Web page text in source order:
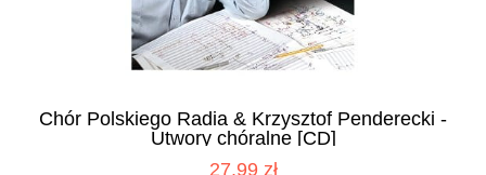
Chór Polskiego Radia & Krzysztof Penderecki -
Utwory chóralne [CD]
27,99 zł